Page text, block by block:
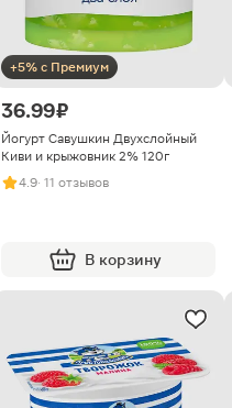
+5% с Премиум
36.99 ₽
Йогурт Савушкин Двухслойный
Киви и крыжовник 2% 120г
4.9· 11 отзывов
В корзину